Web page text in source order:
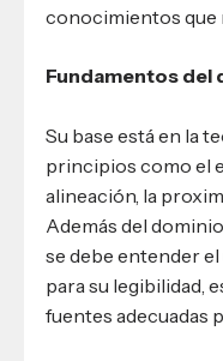
conocimientos que
Fundamentos del
Su base está en la
principios como el
alineación, la
Además del
se debe entender
para su legibilidad,
fuentes adecuadas